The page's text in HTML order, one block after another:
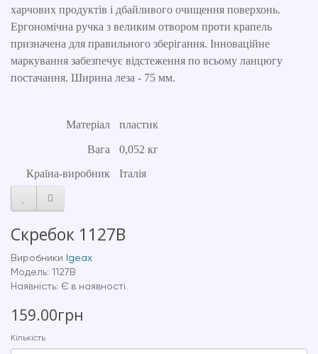
харчових продуктів і дбайливого очищення поверхонь.
Ергономічна ручка з великим отвором проти крапель
призначена для правильного зберігання. Інноваційне
маркування забезпечує відстеження по всьому ланцюгу
постачання. Ширина леза - 75 мм.
Матеріал пластик
Вага 0,052 кг
Країна-виробник Італія
Скребок 1127B
Виробники Igeax
Модель: 1127B
Наявність: Є в наявності
159.00грн
Кількість